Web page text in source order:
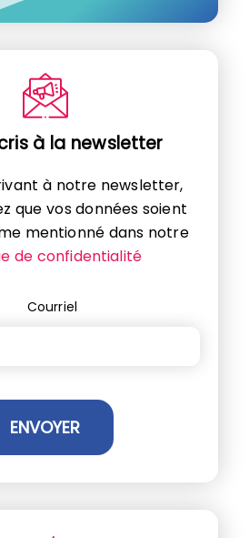
à la newsletter
à notre newsletter,
que vos données soient
mentionné dans notre
de confidentialité
Courriel